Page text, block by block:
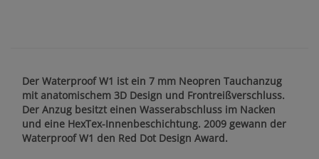
Der Waterproof W1 ist ein 7 mm Neopren Tauchanzug
mit anatomischem 3D Design und Frontreißverschluss.
Der Anzug besitzt einen Wasserabschluss im Nacken
und eine HexTex-Innenbeschichtung. 2009 gewann der
Waterproof W1 den Red Dot Design Award.